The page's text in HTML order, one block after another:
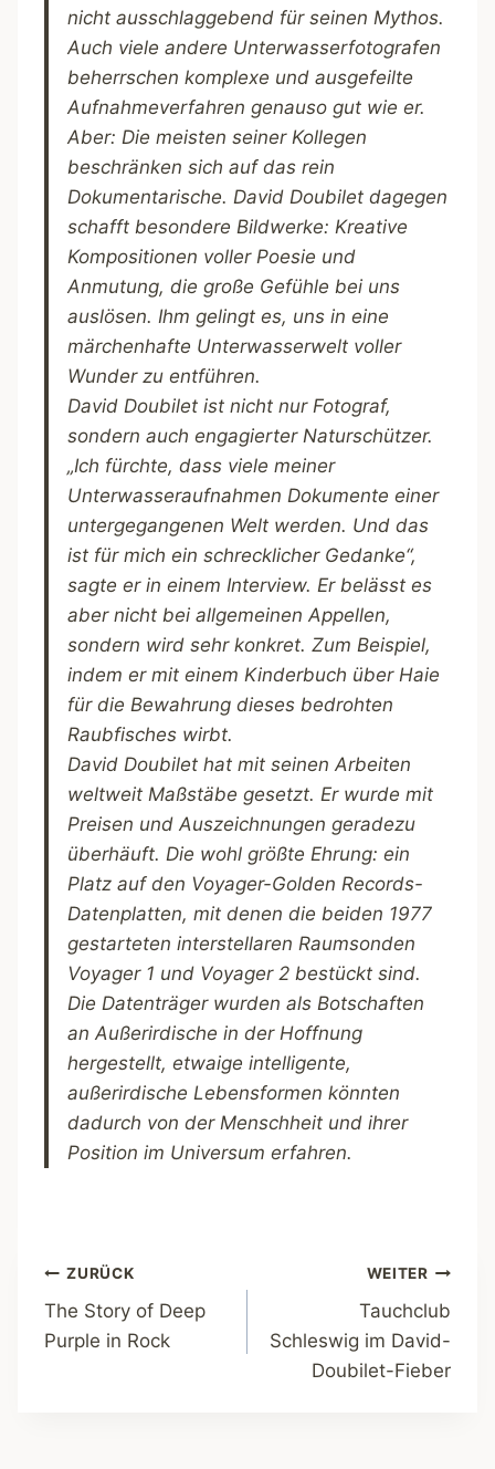
nicht ausschlaggebend für seinen Mythos.
Auch viele andere Unterwasserfotografen
beherrschen komplexe und ausgefeilte
Aufnahmeverfahren genauso gut wie er.
Aber: Die meisten seiner Kollegen
beschränken sich auf das rein
Dokumentarische. David Doubilet dagegen
schafft besondere Bildwerke: Kreative
Kompositionen voller Poesie und
Anmutung, die große Gefühle bei uns
auslösen. Ihm gelingt es, uns in eine
märchenhafte Unterwasserwelt voller
Wunder zu entführen.
David Doubilet ist nicht nur Fotograf,
sondern auch engagierter Naturschützer.
„Ich fürchte, dass viele meiner
Unterwasseraufnahmen Dokumente einer
untergegangenen Welt werden. Und das
ist für mich ein schrecklicher Gedanke“,
sagte er in einem Interview. Er belässt es
aber nicht bei allgemeinen Appellen,
sondern wird sehr konkret. Zum Beispiel,
indem er mit einem Kinderbuch über Haie
für die Bewahrung dieses bedrohten
Raubfisches wirbt.
David Doubilet hat mit seinen Arbeiten
weltweit Maßstäbe gesetzt. Er wurde mit
Preisen und Auszeichnungen geradezu
überhäuft. Die wohl größte Ehrung: ein
Platz auf den Voyager-Golden Records-
Datenplatten, mit denen die beiden 1977
gestarteten interstellaren Raumsonden
Voyager 1 und Voyager 2 bestückt sind.
Die Datenträger wurden als Botschaften
an Außerirdische in der Hoffnung
hergestellt, etwaige intelligente,
außerirdische Lebensformen könnten
dadurch von der Menschheit und ihrer
Position im Universum erfahren.
Beitragsnavigation
ZURÜCK
The Story of Deep
Purple in Rock
WEITER
Tauchclub
Schleswig im David-
Doubilet-Fieber